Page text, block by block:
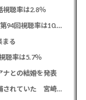
聴率は2.8％
見上愛＆上坂樹里 NHK朝ドラ「風、薫る」6日放送の第94回視聴率は10.4％
まる
聴率は5.7％
ナとの結婚を発表
元EXILE黒木啓司 妻・宮崎麗果被告へのDV事案で逮捕されていた 宮崎は全身打撲、頭部裂傷及び打撲、頸部損傷の怪我